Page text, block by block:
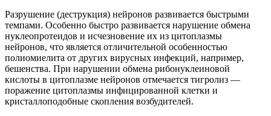
Разрушение (деструкция) нейронов развивается быстрыми
темпами. Особенно быстро развивается нарушение обмена
нуклеопротеидов и исчезновение их из цитоплазмы
нейронов, что является отличительной особенностью
полиомиелита от других вирусных инфекций, например,
бешенства. При нарушении обмена рибонуклеиновой
кислоты в цитоплазме нейронов отмечается тигролиз —
поражение цитоплазмы инфицированной клетки и
кристаллоподобные скопления возбудителей.